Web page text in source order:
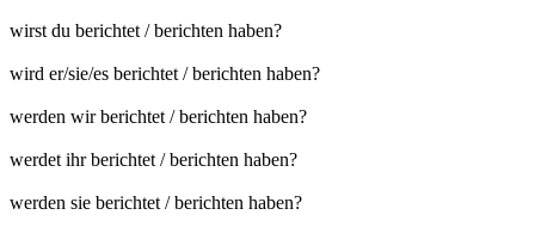
wirst du berichtet / berichten haben?
wird er/sie/es berichtet / berichten haben?
werden wir berichtet / berichten haben?
werdet ihr berichtet / berichten haben?
werden sie berichtet / berichten haben?